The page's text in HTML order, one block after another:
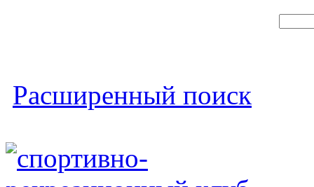
Расширенный поиск